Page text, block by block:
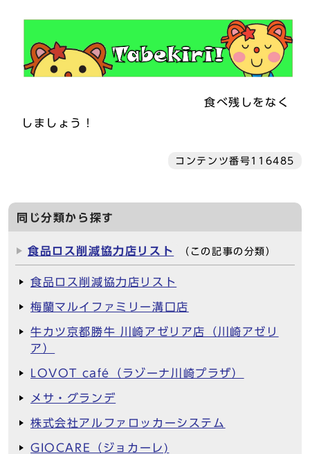
食べ残しをなく
しましょう！
コンテンツ番号116485
同じ分類から探す
食品ロス削減協力店リスト （この記事の分類）
食品ロス削減協力店リスト
梅蘭マルイファミリー溝口店
牛カツ京都勝牛 川崎アゼリア店（川崎アゼリ
ア）
LOVOT café（ラゾーナ川崎プラザ）
メサ・グランデ
株式会社アルファロッカーシステム
GIOCARE（ジョカーレ)